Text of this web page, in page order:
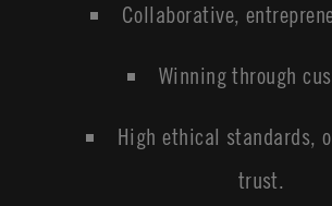
Collaborative,
Winning through
High ethical standards,
trust.